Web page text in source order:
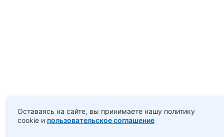
Оставаясь на сайте, вы принимаете нашу политику
cookie и пользовательское соглашение